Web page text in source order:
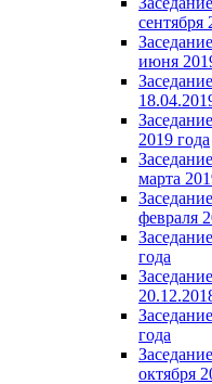
сентября
июня
2019 года
марта
февраля
года
года
октября